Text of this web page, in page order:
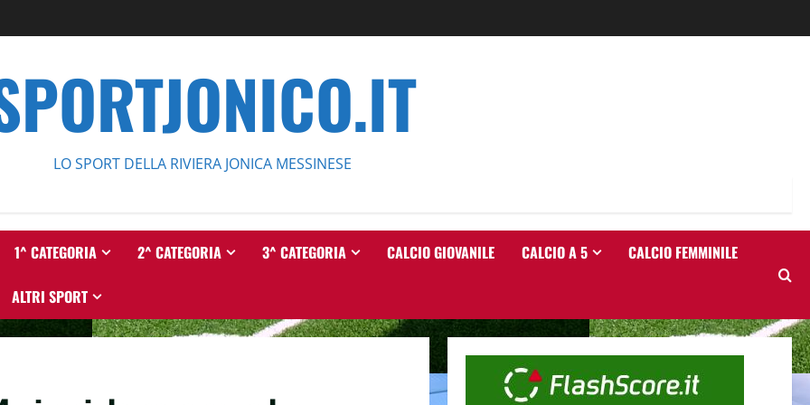
LO SPORT DELLA RIVIERA JONICA MESSINESE
1^ CATEGORIA 2^ CATEGORIA 3^ CATEGORIA CALCIO GIOVANILE CALCIO A 5 CALCIO FEMMINILE
ALTRI SPORT